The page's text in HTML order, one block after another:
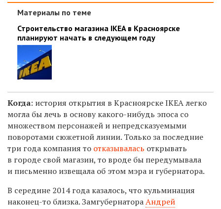
Материалы по теме
Строительство магазина IKEA в Красноярске
планируют начать в следующем году
Когда: история открытия в Красноярске IKEA легко
могла бы лечь в основу какого-нибудь эпоса со
множеством персонажей и непредсказуемыми
поворотами сюжетной линии. Только за последние
три года компания то отказывалась открывать
в городе свой магазин, то вроде бы передумывала
и письменно извещала об этом мэра и губернатора.
В середине 2014 года казалось, что кульминация
наконец-то близка. ЗамгубернатораАндрей